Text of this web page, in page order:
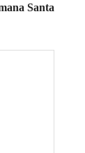
Santa